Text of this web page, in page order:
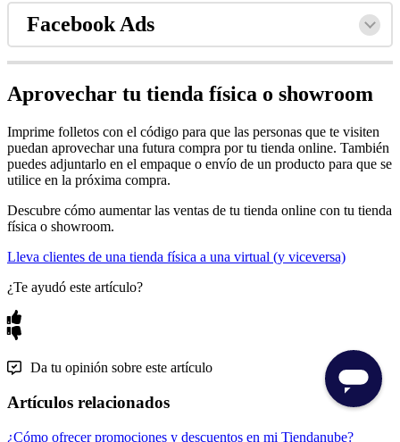
Facebook Ads
Aprovechar tu tienda física o showroom
Imprime folletos con el código para que las personas que te visiten
puedan aprovechar una futura compra por tu tienda online. También
puedes adjuntarlo en el empaque o envío de un producto para que se
utilice en la próxima compra.
Descubre cómo aumentar las ventas de tu tienda online con tu tienda
física o showroom.
Lleva clientes de una tienda física a una virtual (y viceversa)
¿Te ayudó este artículo?
Da tu opinión sobre este artículo
Artículos relacionados
¿Cómo ofrecer promociones y descuentos en mi Tiendanube?